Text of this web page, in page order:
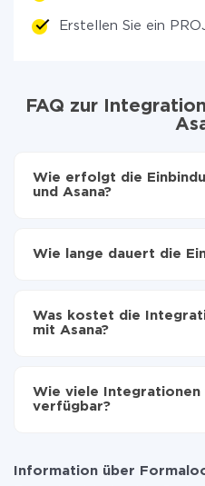
Erstellen Sie ein
FAQ zur
Wie erfolgt die
und Asana?
übertragen
auf Asana übertragen
Wie lange dauert die
Im Durchschnitt dauert es
Was kostet die
mit Asana?
zahlen nur für die
Service von einem System
Weitere Informationen zu
Wie viele Integrationen
verfügbar?
Information über